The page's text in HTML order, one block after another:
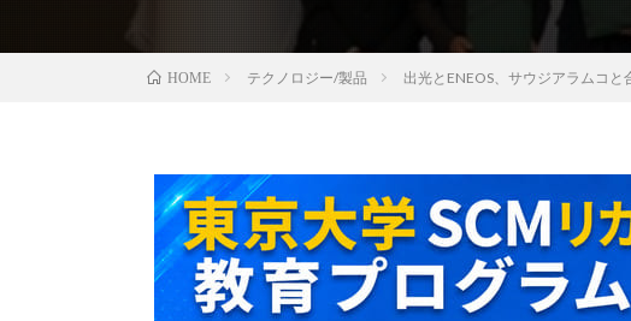
HOME テクノロジー/製品 出光とENEOS、サウジアラムコ